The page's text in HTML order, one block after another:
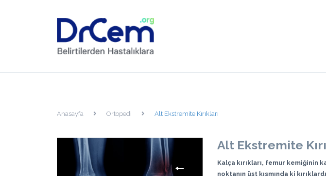
Anasayfa Ortopedi Alt Ekstremite Kırıkları
Alt Ekstremite
Kalça kırıkları, femur kemiğinin
noktanın üst kısmında ki